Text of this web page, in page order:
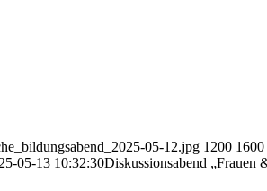
05-12.jpg 1200 1600
05-13 10:32:30Diskussionsabend